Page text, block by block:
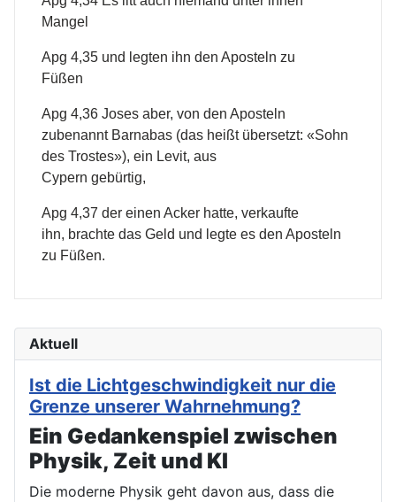
Mangel
Apg 4,35 und legten ihn den Aposteln zu
Füßen
Apg 4,36 Joses aber, von den Aposteln
zubenannt Barnabas (das heißt übersetzt: «Sohn
des Trostes»), ein Levit, aus
Cypern gebürtig,
Apg 4,37 der einen Acker hatte, verkaufte
ihn, brachte das Geld und legte es den Aposteln
zu Füßen.
Aktuell
Ist die Lichtgeschwindigkeit nur die
Grenze unserer Wahrnehmung?
Ein Gedankenspiel zwischen
Physik, Zeit und KI
Die moderne Physik geht davon aus, dass die